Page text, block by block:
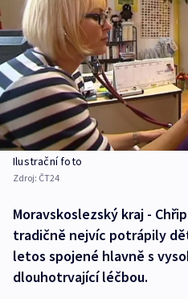
Ilustrační foto
Zdroj: ČT24
Moravskoslezský kraj -
tradičně nejvíc potrápily
letos spojené hlavně s
dlouhotrvající léčbou.